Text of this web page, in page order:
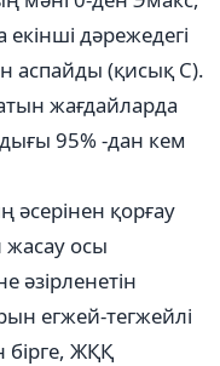
дәрежедегі
аспайды (қисық C).
жағдайларда
95% -дан кем
әсерінен қорғау
жасау осы
әзірленетін
егжей-тегжейлі
бірге, ЖҚҚ